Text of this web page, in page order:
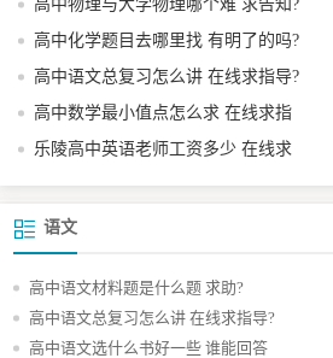
导?
高中物理与大学物理哪个难 求告知?
高中化学题目去哪里找 有明了的吗?
高中语文总复习怎么讲 在线求指导?
高中数学最小值点怎么求 在线求指
导?
乐陵高中英语老师工资多少 在线求
助?
语文
高中语文材料题是什么题 求助?
高中语文总复习怎么讲 在线求指导?
高中语文选什么书好一些 谁能回答